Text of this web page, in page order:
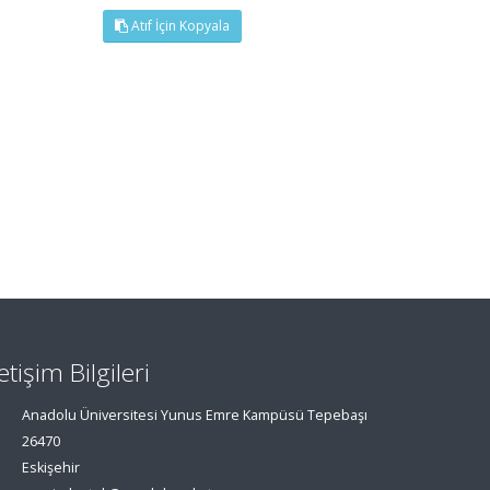
Atıf İçin Kopyala
Bilgileri
Anadolu Üniversitesi Yunus Emre Kampüsü Tepebaşı
26470
Eskişehir